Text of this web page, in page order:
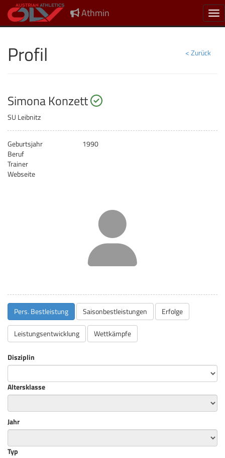
Athmin
< Zurück
Profil
Simona Konzett startberechtigt
SU Leibnitz
Geburtsjahr
1990
Beruf
Trainer
Webseite
Pers. Bestleistung Saisonbestleistungen Erfolge
Leistungsentwicklung Wettkämpfe
Disziplin
Altersklasse
Jahr
Typ